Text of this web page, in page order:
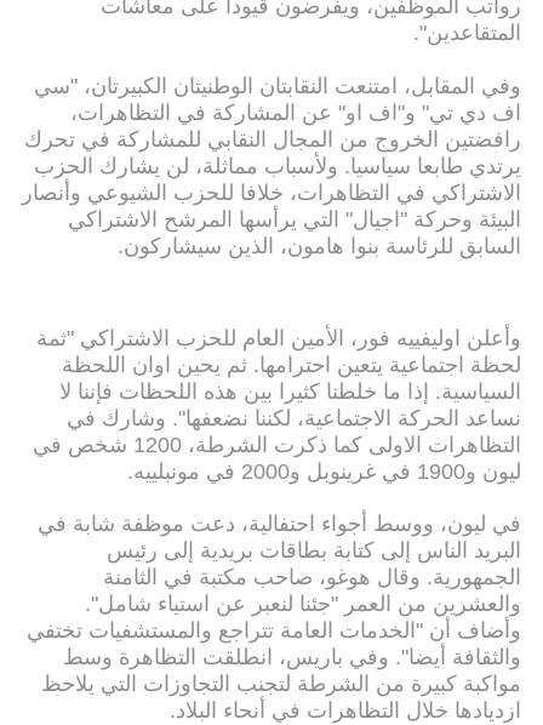
رواتب الموظفين، ويفرضون قيودا على معاشات
المتقاعدين".
وفي المقابل، امتنعت النقابتان الوطنيتان الكبيرتان، "سي
اف دي تي" و"اف او" عن المشاركة في التظاهرات،
رافضتين الخروج من المجال النقابي للمشاركة في تحرك
يرتدي طابعا سياسيا. ولأسباب مماثلة، لن يشارك الحزب
الاشتراكي في التظاهرات، خلافا للحزب الشيوعي وأنصار
البيئة وحركة "اجيال" التي يرأسها المرشح الاشتراكي
السابق للرئاسة بنوا هامون، الذين سيشاركون.
وأعلن اوليفييه فور، الأمين العام للحزب الاشتراكي "ثمة
لحظة اجتماعية يتعين احترامها. ثم يحين اوان اللحظة
السياسية. إذا ما خلطنا كثيرا بين هذه اللحظات فإننا لا
نساعد الحركة الاجتماعية، لكننا نضعفها". وشارك في
التظاهرات الاولى كما ذكرت الشرطة، 1200 شخص في
ليون و1900 في غرينوبل و2000 في مونبلييه.
في ليون، ووسط أجواء احتفالية، دعت موظفة شابة في
البريد الناس إلى كتابة بطاقات بريدية إلى رئيس
الجمهورية. وقال هوغو، صاحب مكتبة في الثامنة
والعشرين من العمر "جئنا لنعبر عن استياء شامل".
وأضاف أن "الخدمات العامة تتراجع والمستشفيات تختفي
والثقافة أيضا". وفي باريس، انطلقت التظاهرة وسط
مواكبة كبيرة من الشرطة لتجنب التجاوزات التي يلاحظ
ازديادها خلال التظاهرات في أنحاء البلاد.